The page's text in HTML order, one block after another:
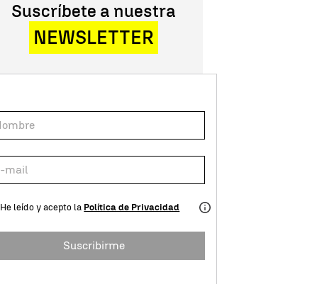
Suscríbete a nuestra
NEWSLETTER
He leído y acepto la Política de Privacidad
Suscribirme